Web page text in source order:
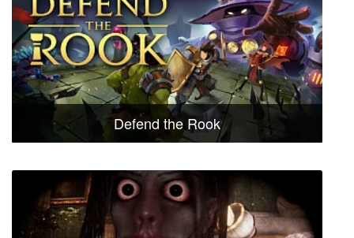
Defend the Rook